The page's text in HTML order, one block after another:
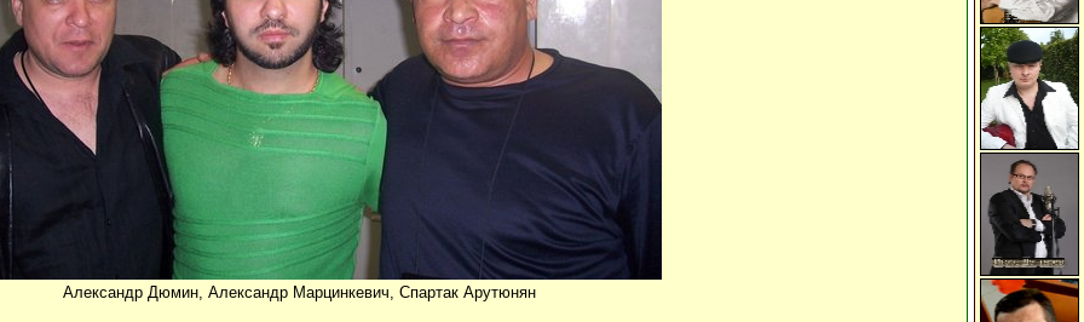
Александр Дюмин, Александр Марцинкевич, Спартак Арутюнян